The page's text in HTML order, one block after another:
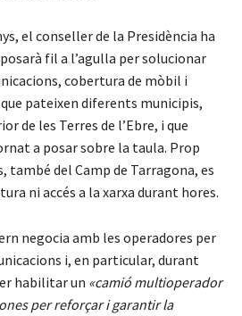
el conseller de la Presidència ha
fil a l’agulla per solucionar
cobertura de mòbil i
pateixen diferents municipis,
de les Terres de l’Ebre, i que
a posar sobre la taula. Prop
també del Camp de Tarragona, es
ni accés a la xarxa durant hores.
negocia amb les operadores per
i, en particular, durant
habilitar un «camió multioperador
per reforçar i garantir la